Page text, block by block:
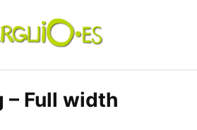
– Full width